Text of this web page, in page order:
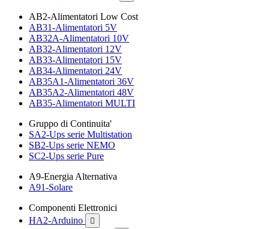
AB2-Alimentatori Low Cost
AB31-Alimentatori 5V
AB32A-Alimentatori 10V
AB32-Alimentatori 12V
AB33-Alimentatori 15V
AB34-Alimentatori 24V
AB35A1-Alimentatori 36V
AB35A2-Alimentatori 48V
AB35-Alimentatori MULTI
Gruppo di Continuita'
SA2-Ups serie Multistation
SB2-Ups serie NEMO
SC2-Ups serie Pure
A9-Energia Alternativa
A91-Solare
Componenti Elettronici
HA2-Arduino
